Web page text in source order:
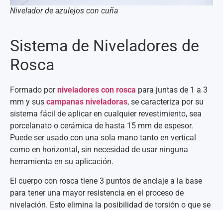
Nivelador de azulejos con cuña
Sistema de Niveladores de
Rosca
Formado porniveladores con rosca para juntas de 1 a 3
mm y sus campanas niveladoras, se caracteriza por su
sistema fácil de aplicar en cualquier revestimiento, sea
porcelanato o cerámica de hasta 15 mm de espesor.
Puede ser usado con una sola mano tanto en vertical
como en horizontal, sin necesidad de usar ninguna
herramienta en su aplicación.
El cuerpo con rosca tiene 3 puntos de anclaje a la base
para tener una mayor resistencia en el proceso de
nivelación. Esto elimina la posibilidad de torsión o que se